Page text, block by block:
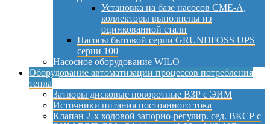
Установка на базе насосов CME-A,
коллекторы выполнены из
оцинкованной стали
Насосы бытовой серии GRUNDFOSS UPS
серии 100
Насосное оборудование WILO
Оборудование автоматизации процессов потребления
тепла
Затворы дисковые поворотные ВЗР с ЭИМ
Источники питания постоянного тока
Клапан 2-х ходовой запорно-регулир. сед. ВКСР с